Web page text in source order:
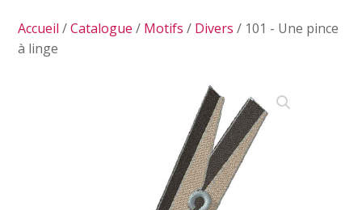
Accueil /Catalogue / Motifs / Divers / 101 - Une pince
à linge